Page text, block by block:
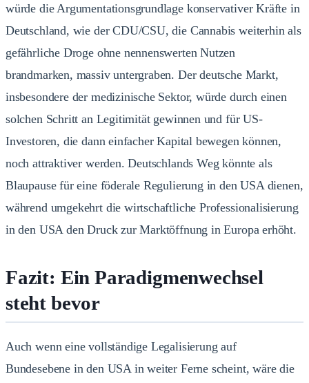
würde die Argumentationsgrundlage konservativer Kräfte in
Deutschland, wie der CDU/CSU, die Cannabis weiterhin als
gefährliche Droge ohne nennenswerten Nutzen
brandmarken, massiv untergraben. Der deutsche Markt,
insbesondere der medizinische Sektor, würde durch einen
solchen Schritt an Legitimität gewinnen und für US-
Investoren, die dann einfacher Kapital bewegen können,
noch attraktiver werden. Deutschlands Weg könnte als
Blaupause für eine föderale Regulierung in den USA dienen,
während umgekehrt die wirtschaftliche Professionalisierung
in den USA den Druck zur Marktöffnung in Europa erhöht.
Fazit: Ein Paradigmenwechsel
steht bevor
Auch wenn eine vollständige Legalisierung auf
Bundesebene in den USA in weiter Ferne scheint, wäre die